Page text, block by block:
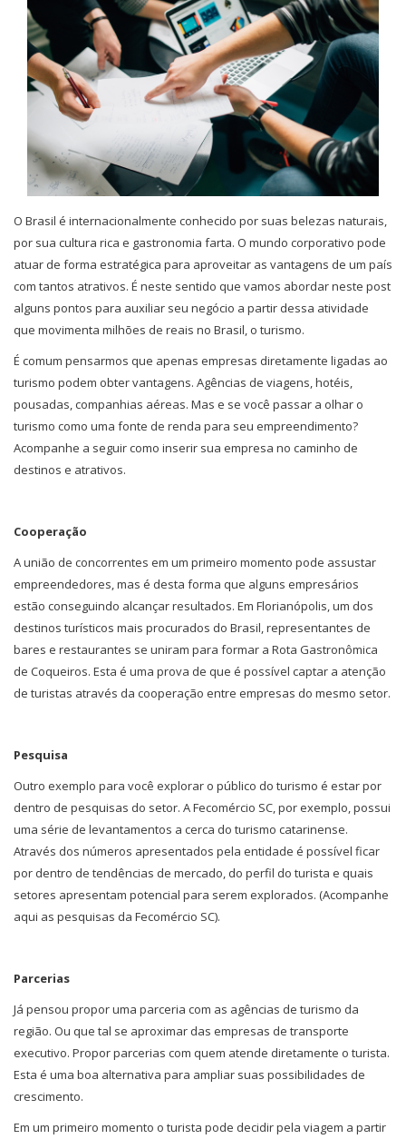
O Brasil é internacionalmente conhecido por suas belezas naturais,
por sua cultura rica e gastronomia farta. O mundo corporativo pode
atuar de forma estratégica para aproveitar as vantagens de um país
com tantos atrativos. É neste sentido que vamos abordar neste post
alguns pontos para auxiliar seu negócio a partir dessa atividade
que movimenta milhões de reais no Brasil, o turismo.
É comum pensarmos que apenas empresas diretamente ligadas ao
turismo podem obter vantagens. Agências de viagens, hotéis,
pousadas, companhias aéreas. Mas e se você passar a olhar o
turismo como uma fonte de renda para seu empreendimento?
Acompanhe a seguir como inserir sua empresa no caminho de
destinos e atrativos.
Cooperação
A união de concorrentes em um primeiro momento pode assustar
empreendedores, mas é desta forma que alguns empresários
estão conseguindo alcançar resultados. Em Florianópolis, um dos
destinos turísticos mais procurados do Brasil, representantes de
bares e restaurantes se uniram para formar a Rota Gastronômica
de Coqueiros. Esta é uma prova de que é possível captar a atenção
de turistas através da cooperação entre empresas do mesmo setor.
Pesquisa
Outro exemplo para você explorar o público do turismo é estar por
dentro de pesquisas do setor. A Fecomércio SC, por exemplo, possui
uma série de levantamentos a cerca do turismo catarinense.
Através dos números apresentados pela entidade é possível ficar
por dentro de tendências de mercado, do perfil do turista e quais
setores apresentam potencial para serem explorados. (Acompanhe
aqui as pesquisas da Fecomércio SC).
Parcerias
Já pensou propor uma parceria com as agências de turismo da
região. Ou que tal se aproximar das empresas de transporte
executivo. Propor parcerias com quem atende diretamente o turista.
Esta é uma boa alternativa para ampliar suas possibilidades de
crescimento.
Em um primeiro momento o turista pode decidir pela viagem a partir